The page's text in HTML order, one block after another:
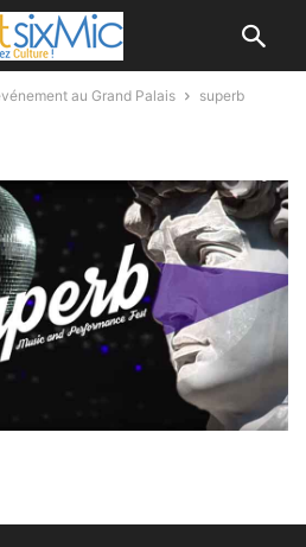
au Grand Palais superb